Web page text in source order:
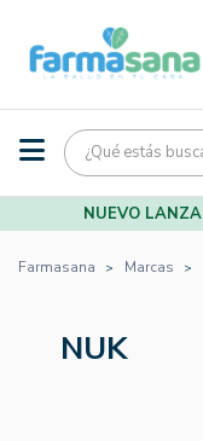
NUEVO
Farmasana Marcas
NUK